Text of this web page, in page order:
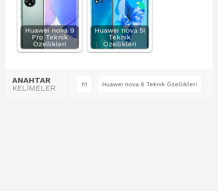
Huawei nova 9
Pro Teknik
Özellikleri
Huawei nova 5i
Teknik
Özellikleri
ANAHTAR
KELİMELER
h1 Huawei nova 6 Teknik Özellikleri